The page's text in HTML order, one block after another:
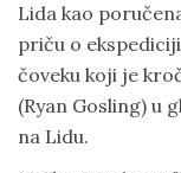
Lida kao
priču o
čoveku koji je
(Ryan Gosling) u
na Lidu.